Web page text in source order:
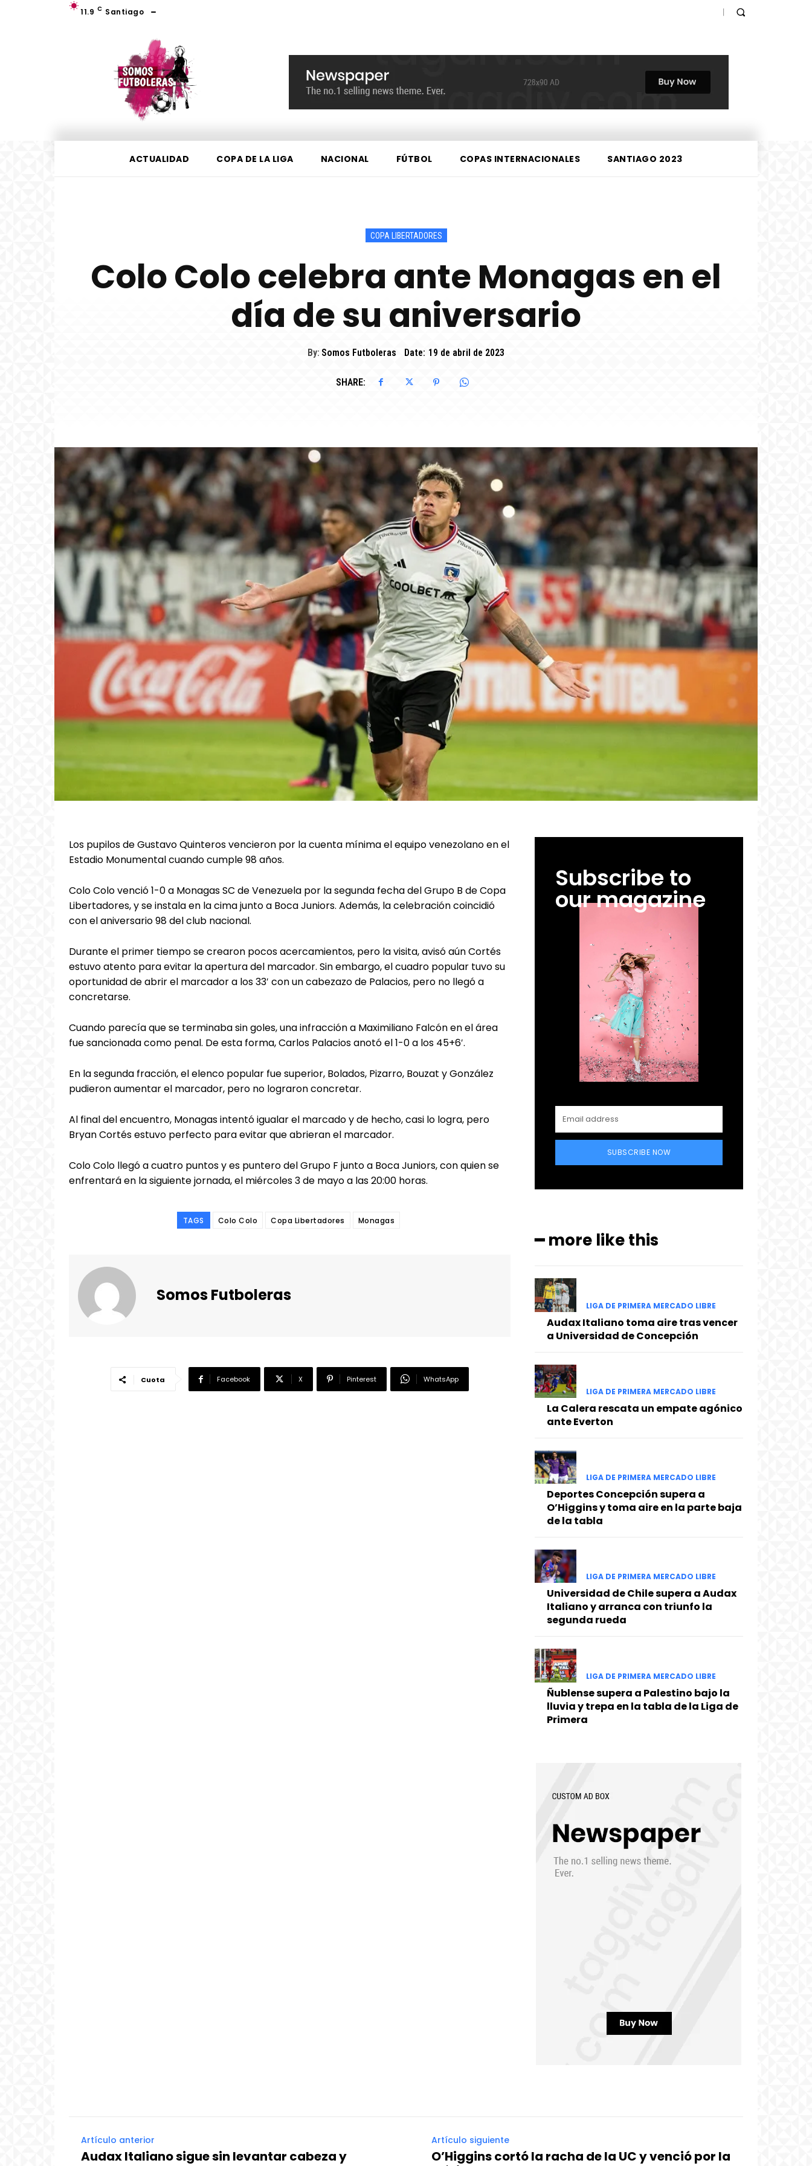
11.9 C Santiago
ACTUALIDAD COPA DE LA LIGA NACIONAL FÚTBOL COPAS INTERNACIONALES SANTIAGO 2023
COPA LIBERTADORES
Colo Colo celebra ante Monagas en el
día de su aniversario
By: Somos Futboleras Date: 19 de abril de 2023
SHARE:
Los pupilos de Gustavo Quinteros vencieron por la cuenta mínima el equipo venezolano en el
Estadio Monumental cuando cumple 98 años.
Colo Colo venció 1-0 a Monagas SC de Venezuela por la segunda fecha del Grupo B de Copa
Libertadores, y se instala en la cima junto a Boca Juniors. Además, la celebración coincidió
con el aniversario 98 del club nacional.
Durante el primer tiempo se crearon pocos acercamientos, pero la visita, avisó aún Cortés
estuvo atento para evitar la apertura del marcador. Sin embargo, el cuadro popular tuvo su
oportunidad de abrir el marcador a los 33′ con un cabezazo de Palacios, pero no llegó a
concretarse.
Cuando parecía que se terminaba sin goles, una infracción a Maximiliano Falcón en el área
fue sancionada como penal. De esta forma, Carlos Palacios anotó el 1-0 a los 45+6′.
En la segunda fracción, el elenco popular fue superior, Bolados, Pizarro, Bouzat y González
pudieron aumentar el marcador, pero no lograron concretar.
Al final del encuentro, Monagas intentó igualar el marcado y de hecho, casi lo logra, pero
Bryan Cortés estuvo perfecto para evitar que abrieran el marcador.
Colo Colo llegó a cuatro puntos y es puntero del Grupo F junto a Boca Juniors, con quien se
enfrentará en la siguiente jornada, el miércoles 3 de mayo a las 20:00 horas.
TAGS Colo Colo Copa Libertadores Monagas
Somos Futboleras
Cuota Facebook X Pinterest WhatsApp
Subscribe to
our magazine
SUBSCRIBE NOW
━ more like this
LIGA DE PRIMERA MERCADO LIBRE
Audax Italiano toma aire tras vencer
a Universidad de Concepción
LIGA DE PRIMERA MERCADO LIBRE
La Calera rescata un empate agónico
ante Everton
LIGA DE PRIMERA MERCADO LIBRE
Deportes Concepción supera a
O’Higgins y toma aire en la parte baja
de la tabla
LIGA DE PRIMERA MERCADO LIBRE
Universidad de Chile supera a Audax
Italiano y arranca con triunfo la
segunda rueda
LIGA DE PRIMERA MERCADO LIBRE
Ñublense supera a Palestino bajo la
lluvia y trepa en la tabla de la Liga de
Primera
Artículo anterior
Audax Italiano sigue sin levantar cabeza y
Artículo siguiente
O’Higgins cortó la racha de la UC y venció por la